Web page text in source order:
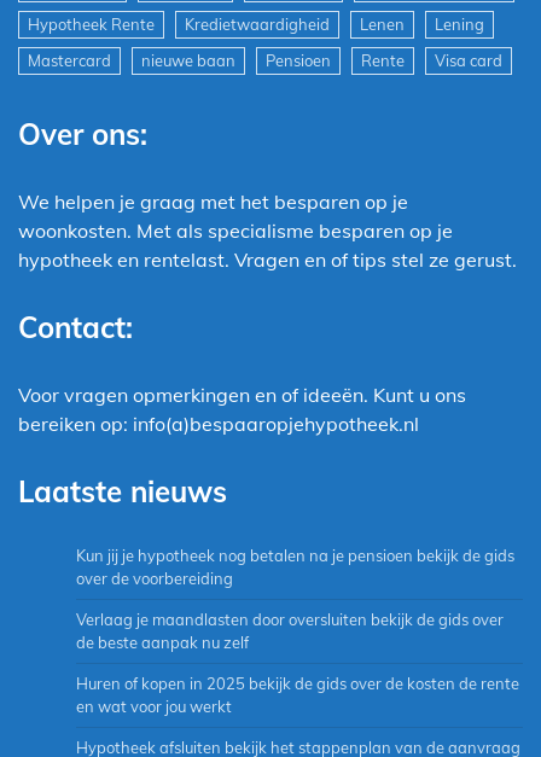
Hypotheek Rente
Kredietwaardigheid Lenen
Lening
Mastercard
nieuwe baan Pensioen Rente Visa card
Over ons:
We helpen je graag met het besparen op je
woonkosten. Met als specialisme besparen op je
hypotheek en rentelast. Vragen en of tips stel ze gerust.
Contact:
Voor vragen opmerkingen en of ideeën. Kunt u ons
bereiken op: info(a)bespaaropjehypotheek.nl
Laatste nieuws
Kun jij je hypotheek nog betalen na je pensioen bekijk de gids
over de voorbereiding
Verlaag je maandlasten door oversluiten bekijk de gids over
de beste aanpak nu zelf
Huren of kopen in 2025 bekijk de gids over de kosten de rente
en wat voor jou werkt
Hypotheek afsluiten bekijk het stappenplan van de aanvraag